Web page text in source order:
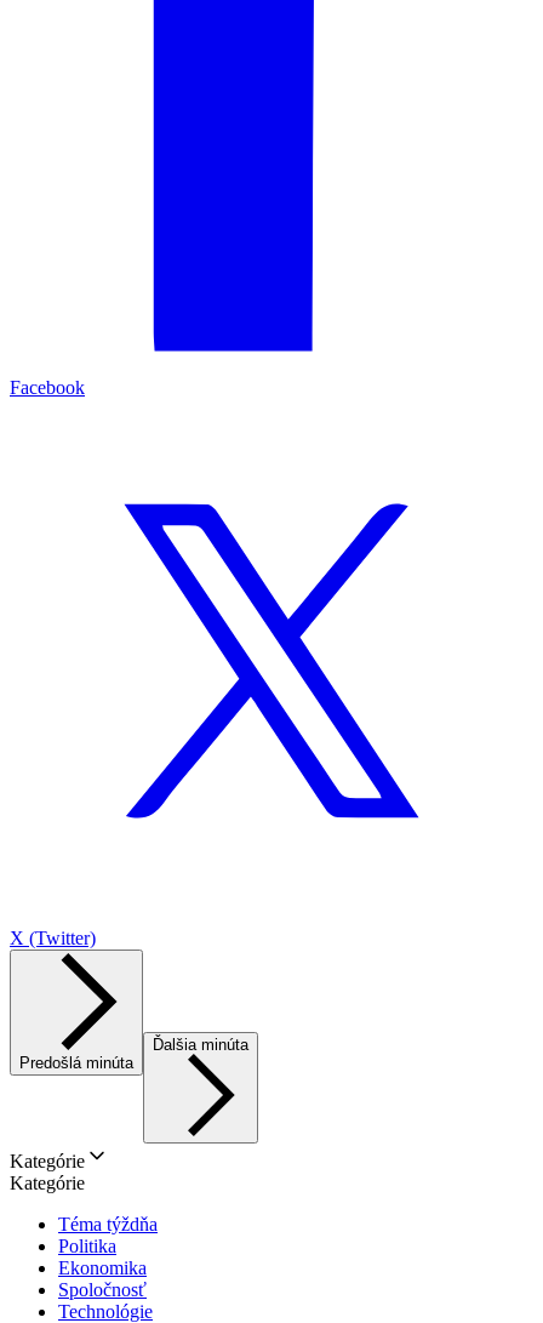
Facebook
X (Twitter)
Predošlá minúta
Ďalšia minúta
Kategórie
Kategórie
Téma týždňa
Politika
Ekonomika
Spoločnosť
Technológie